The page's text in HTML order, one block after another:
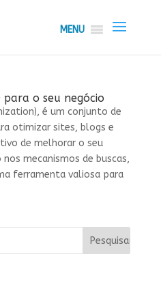
MENU
para o seu negócio
é um conjunto de
otimizar sites, blogs e
de melhorar o seu
mecanismos de buscas,
ferramenta valiosa para